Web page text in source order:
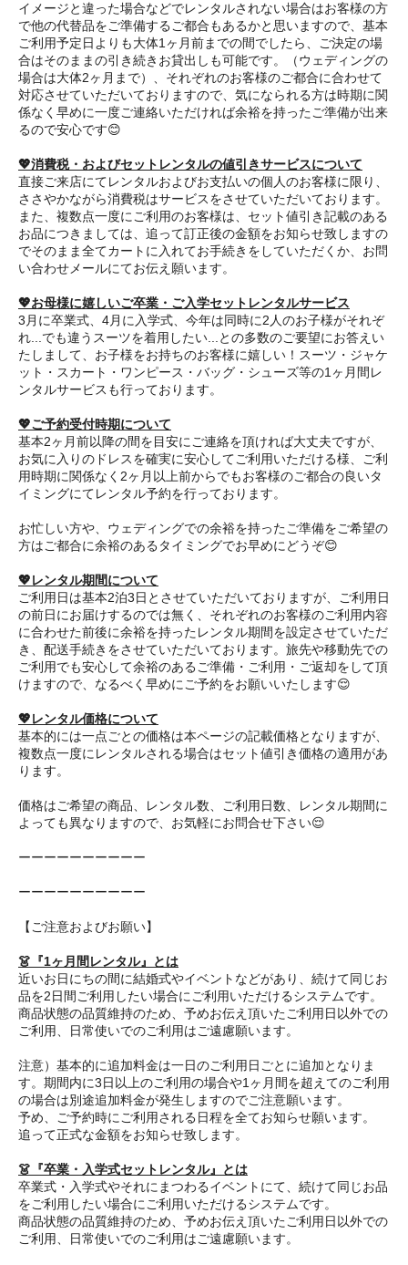
イメージと違った場合などでレンタルされない場合はお客様の方
で他の代替品をご準備するご都合もあるかと思いますので、基本
ご利用予定日よりも大体1ヶ月前までの間でしたら、ご決定の場
合はそのままの引き続きお貸出しも可能です。（ウェディングの
場合は大体2ヶ月まで）、それぞれのお客様のご都合に合わせて
対応させていただいておりますので、気になられる方は時期に関
係なく早めに一度ご連絡いただければ余裕を持ったご準備が出来
るので安心です😊
💖消費税・およびセットレンタルの値引きサービスについて
直接ご来店にてレンタルおよびお支払いの個人のお客様に限り、
ささやかながら消費税はサービスをさせていただいております。
また、複数点一度にご利用のお客様は、セット値引き記載のある
お品につきましては、追って訂正後の金額をお知らせ致しますの
でそのまま全てカートに入れてお手続きをしていただくか、お問
い合わせメールにてお伝え願います。
💖お母様に嬉しいご卒業・ご入学セットレンタルサービス
3月に卒業式、4月に入学式、今年は同時に2人のお子様がそれぞ
れ...でも違うスーツを着用したい...との多数のご要望にお答えい
たしまして、お子様をお持ちのお客様に嬉しい！スーツ・ジャケ
ット・スカート・ワンピース・バッグ・シューズ等の1ヶ月間レ
ンタルサービスも行っております。
💖ご予約受付時期について
基本2ヶ月前以降の間を目安にご連絡を頂ければ大丈夫ですが、
お気に入りのドレスを確実に安心してご利用いただける様、ご利
用時期に関係なく2ヶ月以上前からでもお客様のご都合の良いタ
イミングにてレンタル予約を行っております。
お忙しい方や、ウェディングでの余裕を持ったご準備をご希望の
方はご都合に余裕のあるタイミングでお早めにどうぞ😊
💖レンタル期間について
ご利用日は基本2泊3日とさせていただいておりますが、ご利用日
の前日にお届けするのでは無く、それぞれのお客様のご利用内容
に合わせた前後に余裕を持ったレンタル期間を設定させていただ
き、配送手続きをさせていただいております。旅先や移動先での
ご利用でも安心して余裕のあるご準備・ご利用・ご返却をして頂
けますので、なるべく早めにご予約をお願いいたします😌
💖レンタル価格について
基本的には一点ごとの価格は本ページの記載価格となりますが、
複数点一度にレンタルされる場合はセット値引き価格の適用があ
ります。
価格はご希望の商品、レンタル数、ご利用日数、レンタル期間に
よっても異なりますので、お気軽にお問合せ下さい😌
ーーーーーーーーーー
ーーーーーーーーーー
【ご注意およびお願い】
👗『1ヶ月間レンタル』とは
近いお日にちの間に結婚式やイベントなどがあり、続けて同じお
品を2日間ご利用したい場合にご利用いただけるシステムです。
商品状態の品質維持のため、予めお伝え頂いたご利用日以外での
ご利用、日常使いでのご利用はご遠慮願います。
注意）基本的に追加料金は一日のご利用日ごとに追加となりま
す。期間内に3日以上のご利用の場合や1ヶ月間を超えてのご利用
の場合は別途追加料金が発生しますのでご注意願います。
予め、ご予約時にご利用される日程を全てお知らせ願います。
追って正式な金額をお知らせ致します。
👗『卒業・入学式セットレンタル』とは
卒業式・入学式やそれにまつわるイベントにて、続けて同じお品
をご利用したい場合にご利用いただけるシステムです。
商品状態の品質維持のため、予めお伝え頂いたご利用日以外での
ご利用、日常使いでのご利用はご遠慮願います。